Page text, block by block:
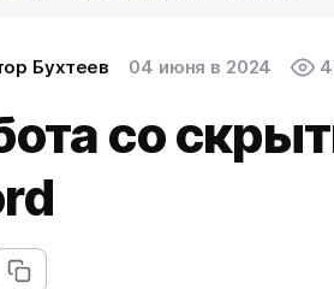
Бухтеев 04 июня в 2024
со